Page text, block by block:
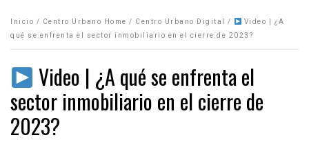
Inicio / Centro Urbano Home / Centro Urbano Digital /
Video | ¿A
qué se enfrenta el sector inmobiliario en el cierre de 2023?
Video | ¿A qué se enfrenta el
sector inmobiliario en el cierre de
2023?